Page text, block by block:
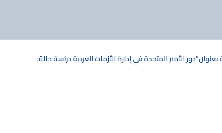
الأمم المتحدة في إدارة الأزمات العربية دراسة حالة: